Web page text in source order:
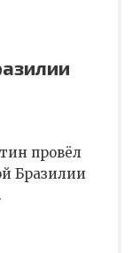
провёл
Бразилии